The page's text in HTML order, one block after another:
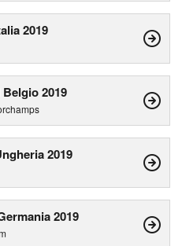
2019
2019
2019
2019